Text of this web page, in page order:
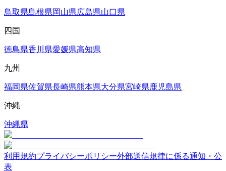
鳥取県島根県岡山県広島県山口県
四国
徳島県香川県愛媛県高知県
九州
福岡県佐賀県長崎県熊本県大分県宮崎県鹿児島県
沖縄
沖縄県
利用規約プライバシーポリシー外部送信規律に係る通知・公
表